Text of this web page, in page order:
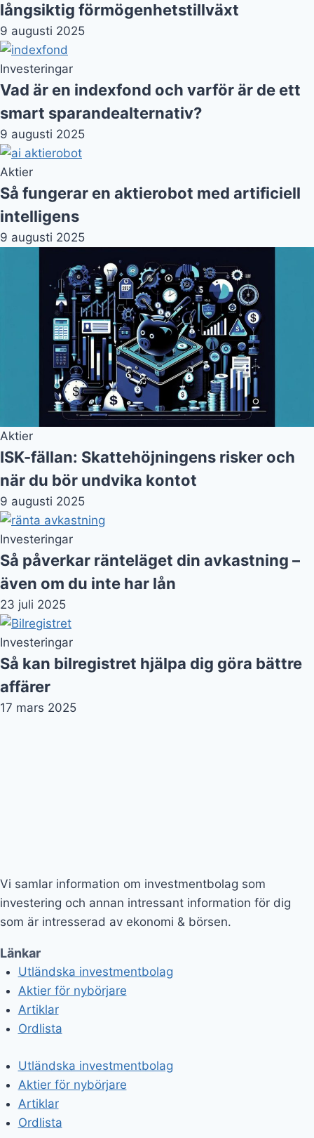
långsiktig förmögenhetstillväxt
9 augusti 2025
Investeringar
Vad är en indexfond och varför är de ett
smart sparandealternativ?
9 augusti 2025
Aktier
Så fungerar en aktierobot med artificiell
intelligens
9 augusti 2025
Aktier
ISK-fällan: Skattehöjningens risker och
när du bör undvika kontot
9 augusti 2025
Investeringar
Så påverkar ränteläget din avkastning –
även om du inte har lån
23 juli 2025
Investeringar
Så kan bilregistret hjälpa dig göra bättre
affärer
17 mars 2025
Vi samlar information om investmentbolag som
investering och annan intressant information för dig
som är intresserad av ekonomi & börsen.
Länkar
Utländska investmentbolag
Aktier för nybörjare
Artiklar
Ordlista
Utländska investmentbolag
Aktier för nybörjare
Artiklar
Ordlista